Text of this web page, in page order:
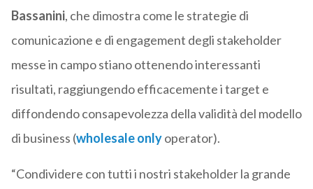
Bassanini, che dimostra come le strategie di
comunicazione e di engagement degli stakeholder
messe in campo stiano ottenendo interessanti
risultati, raggiungendo efficacemente i target e
diffondendo consapevolezza della validità del modello
di business (wholesale onlyoperator).
“Condividere con tutti i nostri stakeholder la grande